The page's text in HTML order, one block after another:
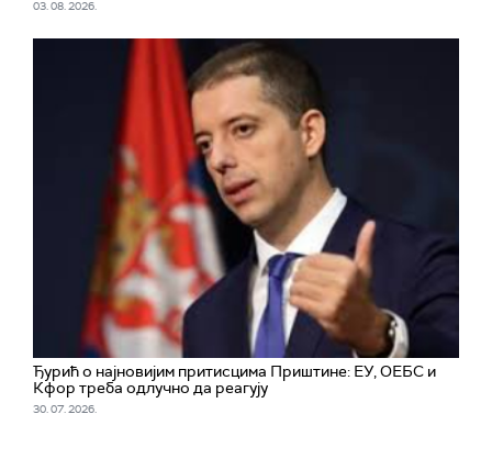
03. 08. 2026.
Ђурић о најновијим притисцима Приштине: ЕУ, ОЕБС и
Кфор треба одлучно да реагују
30. 07. 2026.